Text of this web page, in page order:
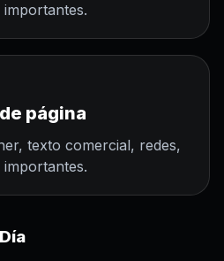
página
texto comercial, redes,